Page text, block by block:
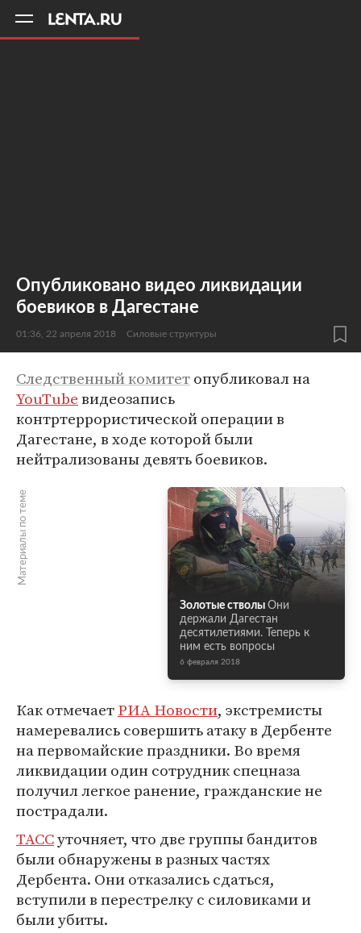
Опубликовано видео ликвидации
боевиков в Дагестане
01:36, 22 апреля 2018 Силовые структуры
Следственный комитетопубликовал на
YouTubeвидеозапись
контртеррористической операции в
Дагестане, в ходе которой были
нейтрализованы девять боевиков.
Материалы по теме
Золотые стволы Они
держали Дагестан
десятилетиями. Теперь к
ним есть вопросы
6 февраля 2018
Как отмечаетРИА Новости, экстремисты
намеревались совершить атаку в Дербенте
на первомайские праздники. Во время
ликвидации один сотрудник спецназа
получил легкое ранение, гражданские не
пострадали.
ТАССуточняет, что две группы бандитов
были обнаружены в разных частях
Дербента. Они отказались сдаться,
вступили в перестрелку с силовиками и
были убиты.